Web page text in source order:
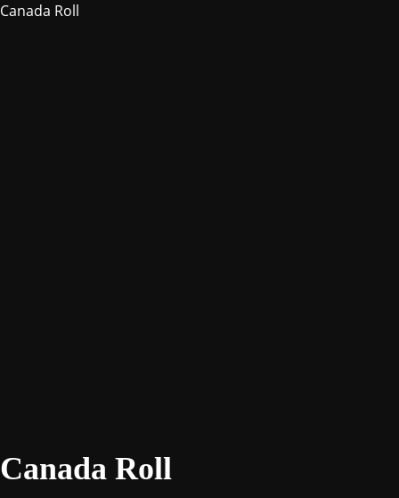
Canada Roll
Canada Roll